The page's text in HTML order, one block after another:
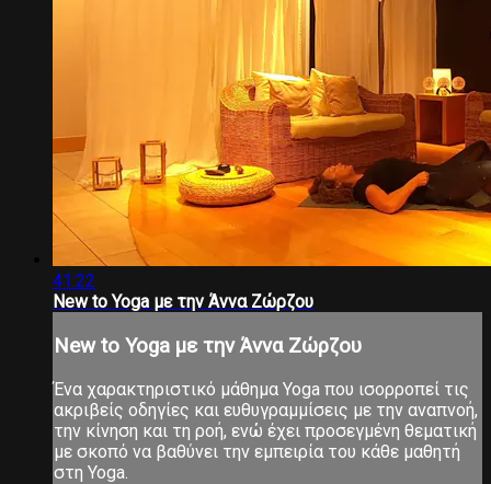
41:22
New to Yoga με την Άννα Ζώρζου
New to Yoga με την Άννα Ζώρζου
Ένα χαρακτηριστικό μάθημα Yoga που ισορροπεί τις
ακριβείς οδηγίες και ευθυγραμμίσεις με την αναπνοή,
την κίνηση και τη ροή, ενώ έχει προσεγμένη θεματική
με σκοπό να βαθύνει την εμπειρία του κάθε μαθητή
στη Yoga.